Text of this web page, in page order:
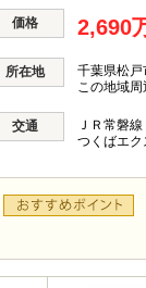
価格 2,690
所在地 千葉県松戸
この地域
交通 ＪＲ常磐線
つくばエク